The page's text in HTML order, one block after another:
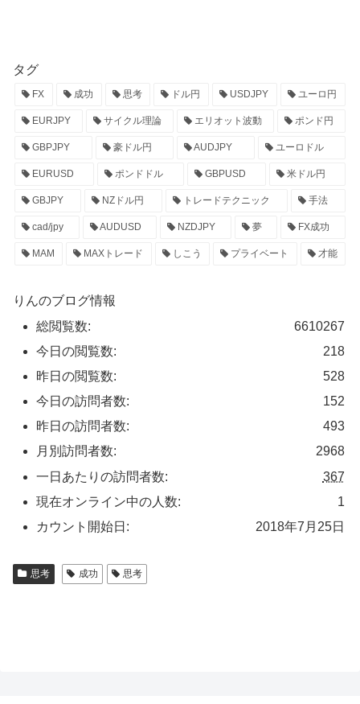
タグ
FX 成功 思考 ドル円 USDJPY ユーロ円
EURJPY サイクル理論 エリオット波動 ポンド円
GBPJPY 豪ドル円 AUDJPY ユーロドル
EURUSD ポンドドル GBPUSD 米ドル円
GBJPY NZドル円 トレードテクニック 手法
cad/jpy AUDUSD NZDJPY 夢 FX成功
MAM MAXトレード しこう プライベート 才能
りんのブログ情報
6610267
総閲覧数:
218
今日の閲覧数:
528
昨日の閲覧数:
152
今日の訪問者数:
493
昨日の訪問者数:
2968
月別訪問者数:
367
一日あたりの訪問者数:
1
現在オンライン中の人数:
2018年7月25日
カウント開始日:
思考 成功 思考